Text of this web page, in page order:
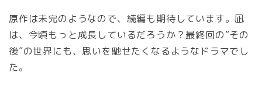
原作は未完のようなので、続編も期待しています。凪
は、今頃もっと成長しているだろうか？最終回の”その
後”の世界にも、思いを馳せたくなるようなドラマでし
た。